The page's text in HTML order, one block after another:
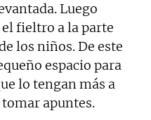
Luego
fieltro a la parte
los niños. De este
espacio para
lo tengan más a
apuntes.